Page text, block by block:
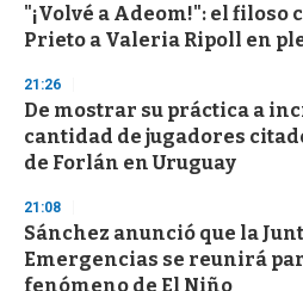
"¡Volvé a Adeom!": el filoso
Prieto a Valeria Ripoll en
21:26
De mostrar su práctica a
cantidad de jugadores
de Forlán en Uruguay
21:08
Sánchez anunció que la
Emergencias se reunirá
fenómeno de El Niño